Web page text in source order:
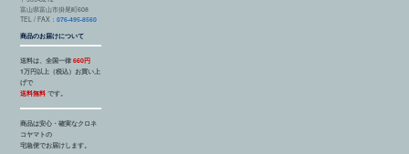
富山県富山市掛尾町608
TEL / FAX：076-495-8560
商品のお届けについて
送料は、全国一律660円
1万円以上（税込）お買い上
げで
送料無料 です。
商品は安心・確実なクロネ
コヤマトの
宅急便でお届けします。